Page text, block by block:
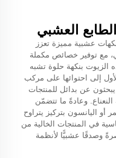
العشبي
عشبية مميزة تعزز
مع توفير خصائص مكملة
الزيوت بنكهة حلوة تشبه
إلى احتوائها على مركب
يبحثون عن بدائل للمنتجات
النعناع. وعادةً ما تتضمّن
اليانسون بتركيز يتراوح
الأساسية في المنتجات الخالية من
وصدقًا عشبيًّا لأنظمة